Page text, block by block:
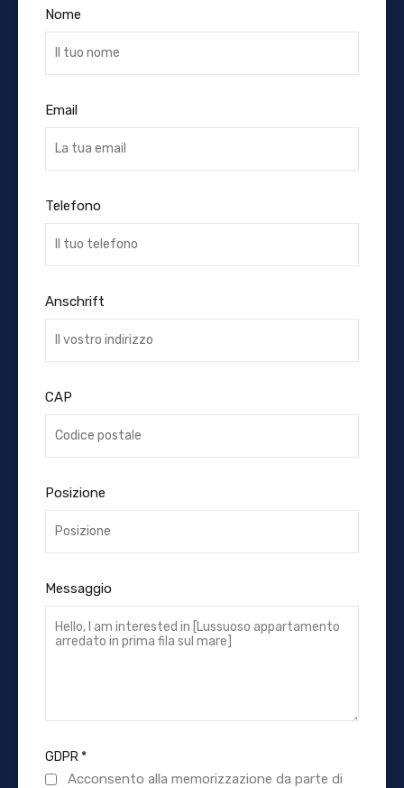
Nome
Email
Telefono
Anschrift
CAP
Posizione
Messaggio
GDPR*
Acconsento alla memorizzazione da parte di